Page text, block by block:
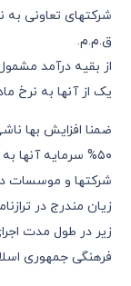
ق.م.م.
از بقیه درآمد
یک از آنها به نرخ ماده ١٣١
ضمنا افزایش بها
٥٠% سرمایه آنها
شرکتها و موسسات
زیان مندرج در
زیر در طول مدت
فرهنگی جمهوری